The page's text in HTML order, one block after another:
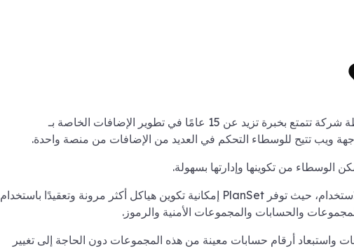
PlanSet هو منتج جديد تم تطويره بواسطة شركة تتمتع بخبرة تزيد عن 15 عامًا في تطوير الإضافات الخاصة بـ
الوسطاء من تكوينها وإدارتها بسهولة.
تم تصميم المنصة لتكون بديهية وسهلة الاستخدام، حيث توفر PlanSet إمكانية تكوين هياكل أكثر مرونة وتعقيدًا باستخدام
والحسابات والمجموعات الأمنية والرموز.
واستبعاد أرقام حسابات معينة من هذه المجموعات دون الحاجة إلى تغيير